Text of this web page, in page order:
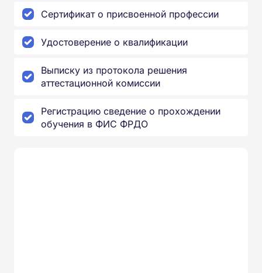
Сертификат о присвоенной профессии
Удостоверение о квалификации
Выписку из протокола решения
аттестационной комиссии
Регистрацию сведение о прохождении
обучения в ФИС ФРДО